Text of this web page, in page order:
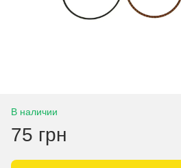
В наличии
75 грн